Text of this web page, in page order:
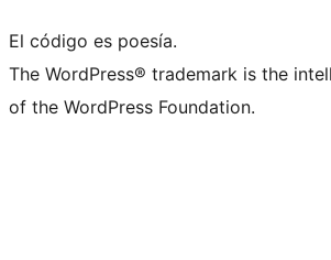
El código es poesía.
The WordPress® trademark is the
of the WordPress Foundation.